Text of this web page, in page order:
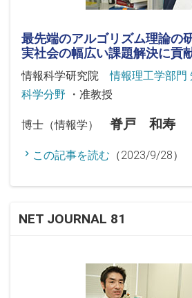
最先端のアルゴリズム理論の
実社会の幅広い課題解決に貢
情報科学研究院情報理工学部門
科学分野
・准教授
博士（情報学） 脊戸 和寿
この記事を読む （2023/9/28）
NET JOURNAL 81